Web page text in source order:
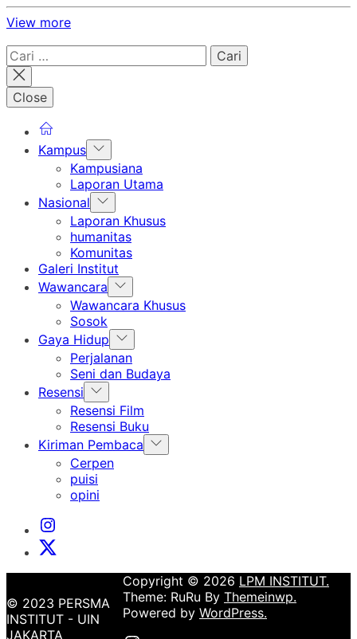
View more
Cari
untuk:
Close
Kampus Show
sub
menu
Kampusiana
Laporan Utama
Nasional Show
sub
menu
Laporan Khusus
humanitas
Komunitas
Galeri Institut
Wawancara Show
sub
Wawancara Khusus
Sosok
Gaya Hidup Show
sub
menu
Perjalanan
Seni dan Budaya
Resensi Show
sub
menu
Resensi Film
Resensi Buku
Kiriman Pembaca Show
sub
Cerpen
puisi
opini
Instagram
Institut
X
© 2023 PERSMA
INSTITUT - UIN
JAKARTA
Copyright © 2026 LPM INSTITUT.
Theme: RuRu By Themeinwp.
Powered by WordPress.